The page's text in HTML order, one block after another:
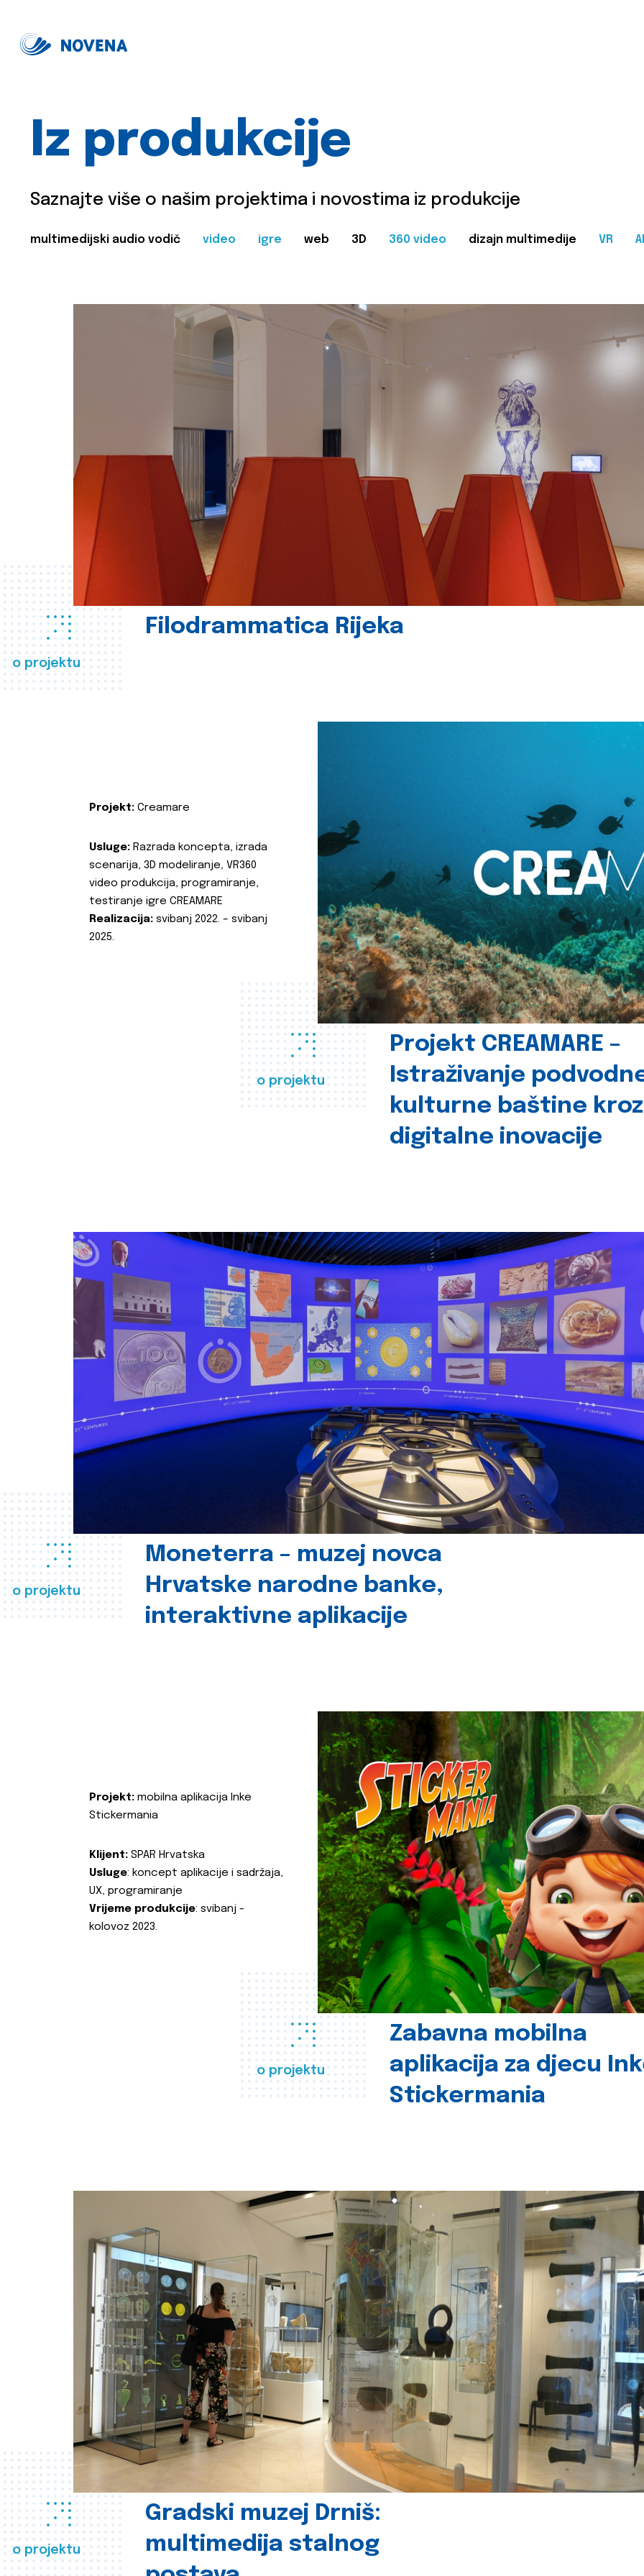
Iz produkcije
Saznajte više o našim projektima i novostima iz produkcije
multimedijski audio vodič video igre web 3D 360 video dizajn multimedije VR
o projektu
Filodrammatica Rijeka
o projektu
Projekt CREAMARE –
Istraživanje
kulturne baštine kroz
digitalne inovacije
Projekt: Creamare
Usluge: Razrada koncepta, izrada
scenarija, 3D modeliranje, VR360
video produkcija, programiranje,
testiranje igre CREAMARE
Realizacija: svibanj 2022. – svibanj
2025.
o projektu
Moneterra – muzej novca
Hrvatske narodne banke,
interaktivne aplikacije
o projektu
Zabavna mobilna
aplikacija za djecu
Stickermania
Projekt: mobilna aplikacija Inke
Stickermania
Klijent: SPAR Hrvatska
Usluge: koncept aplikacije i sadržaja,
UX, programiranje
Vrijeme produkcije: svibanj -
kolovoz 2023.
o projektu
Gradski muzej Drniš:
multimedija stalnog